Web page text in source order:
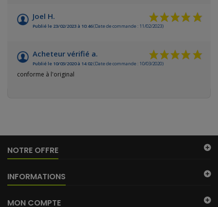
Joel H.
Publié le 23/02/2023 à 10:46(Date de commande : 11/02/2023)
Acheteur vérifié a.
Publié le 10/03/2020 à 14:02(Date de commande : 10/03/2020)
conforme à l'original
NOTRE OFFRE
INFORMATIONS
MON COMPTE